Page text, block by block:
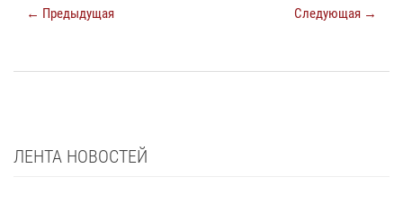
← Предыдущая Следующая →
ЛЕНТА НОВОСТЕЙ